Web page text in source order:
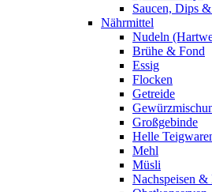
Saucen, Dips
Nährmittel
Nudeln
Brühe & Fond
Essig
Flocken
Getreide
Großgebinde
Helle
Mehl
Müsli
Nachspeisen &